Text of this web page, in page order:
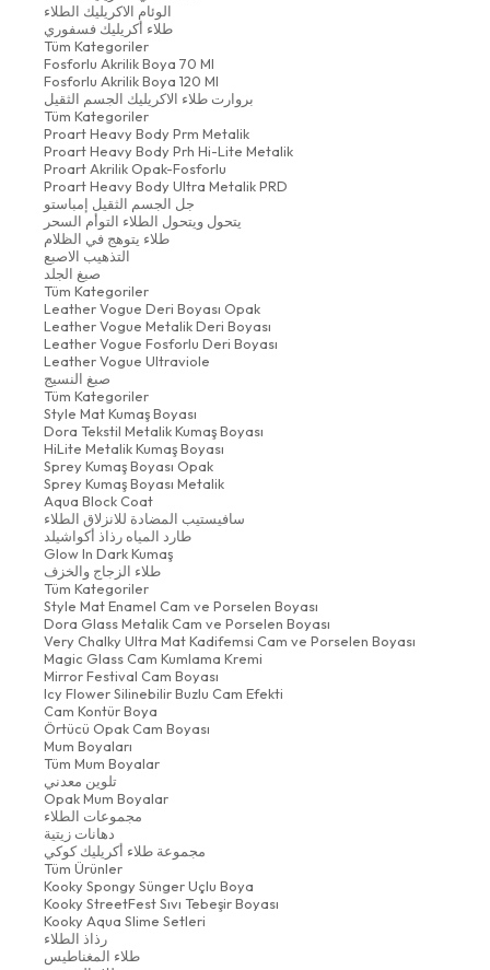
الوئام الاكريليك الطلاء
طلاء أكريليك فسفوري
Tüm Kategoriler
Fosforlu Akrilik Boya 70 Ml
Fosforlu Akrilik Boya 120 Ml
بروارت طلاء الاكريليك الجسم الثقيل
Tüm Kategoriler
Proart Heavy Body Prm Metalik
Proart Heavy Body Prh Hi-Lite Metalik
Proart Akrilik Opak-Fosforlu
Proart Heavy Body Ultra Metalik PRD
جل الجسم الثقيل إمباستو
يتحول ويتحول الطلاء التوأم السحر
طلاء يتوهج في الظلام
التذهيب الاصبع
صبغ الجلد
Tüm Kategoriler
Leather Vogue Deri Boyası Opak
Leather Vogue Metalik Deri Boyası
Leather Vogue Fosforlu Deri Boyası
Leather Vogue Ultraviole
صبغ النسيج
Tüm Kategoriler
Style Mat Kumaş Boyası
Dora Tekstil Metalik Kumaş Boyası
HiLite Metalik Kumaş Boyası
Sprey Kumaş Boyası Opak
Sprey Kumaş Boyası Metalik
Aqua Block Coat
سافيستيب المضادة للانزلاق الطلاء
طارد المياه رذاذ أكواشيلد
Glow In Dark Kumaş
طلاء الزجاج والخزف
Tüm Kategoriler
Style Mat Enamel Cam ve Porselen Boyası
Dora Glass Metalik Cam ve Porselen Boyası
Very Chalky Ultra Mat Kadifemsi Cam ve Porselen Boyası
Magic Glass Cam Kumlama Kremi
Mirror Festival Cam Boyası
Icy Flower Silinebilir Buzlu Cam Efekti
Cam Kontür Boya
Örtücü Opak Cam Boyası
Mum Boyaları
Tüm Mum Boyalar
تلوين معدني
Opak Mum Boyalar
مجموعات الطلاء
دهانات زيتية
مجموعة طلاء أكريليك كوكي
Tüm Ürünler
Kooky Spongy Sünger Uçlu Boya
Kooky StreetFest Sıvı Tebeşir Boyası
Kooky Aqua Slime Setleri
رذاذ الطلاء
طلاء المغناطيس